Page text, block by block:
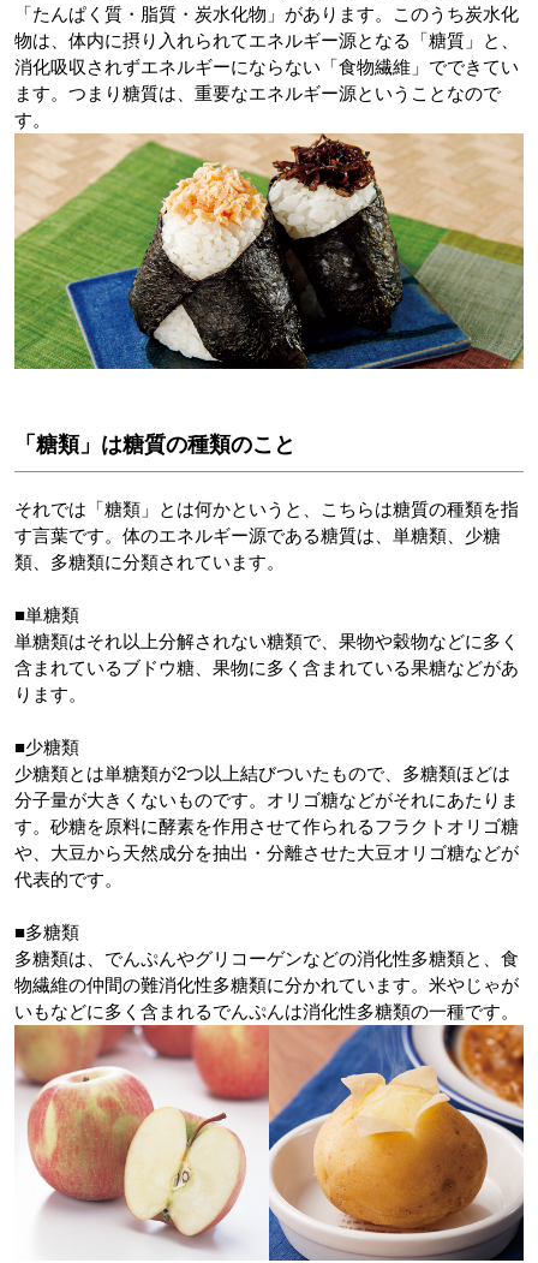
「たんぱく質・脂質・炭水化物」があります。このうち炭水化
物は、体内に摂り入れられてエネルギー源となる「糖質」と、
消化吸収されずエネルギーにならない「食物繊維」でできてい
ます。つまり糖質は、重要なエネルギー源ということなので
す。
「糖類」は糖質の種類のこと
それでは「糖類」とは何かというと、こちらは糖質の種類を指
す言葉です。体のエネルギー源である糖質は、単糖類、少糖
類、多糖類に分類されています。
■単糖類
単糖類はそれ以上分解されない糖類で、果物や穀物などに多く
含まれているブドウ糖、果物に多く含まれている果糖などがあ
ります。
■少糖類
少糖類とは単糖類が2つ以上結びついたもので、多糖類ほどは
分子量が大きくないものです。オリゴ糖などがそれにあたりま
す。砂糖を原料に酵素を作用させて作られるフラクトオリゴ糖
や、大豆から天然成分を抽出・分離させた大豆オリゴ糖などが
代表的です。
■多糖類
多糖類は、でんぷんやグリコーゲンなどの消化性多糖類と、食
物繊維の仲間の難消化性多糖類に分かれています。米やじゃが
いもなどに多く含まれるでんぷんは消化性多糖類の一種です。